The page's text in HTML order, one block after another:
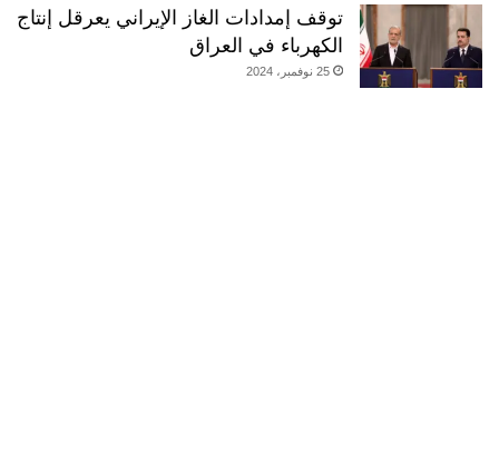
توقف إمدادات الغاز الإيراني يعرقل إنتاج
الكهرباء في العراق
25 نوفمبر، 2024